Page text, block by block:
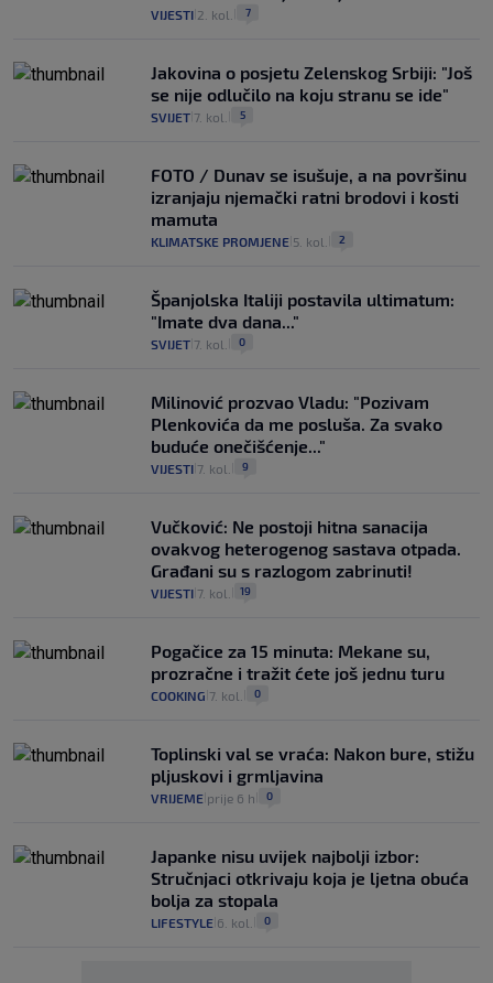
VIJESTI 2. kol. 7
Jakovina o posjetu Zelenskog Srbiji: "Još
se nije odlučilo na koju stranu se ide"
SVIJET 7. kol. 5
FOTO / Dunav se isušuje, a na površinu
izranjaju njemački ratni brodovi i kosti
mamuta
KLIMATSKE PROMJENE 5. kol. 2
Španjolska Italiji postavila ultimatum:
"Imate dva dana..."
SVIJET 7. kol. 0
Milinović prozvao Vladu: "Pozivam
Plenkovića da me posluša. Za svako
buduće onečišćenje..."
VIJESTI 7. kol. 9
Vučković: Ne postoji hitna sanacija
ovakvog heterogenog sastava otpada.
Građani su s razlogom zabrinuti!
VIJESTI 7. kol. 19
Pogačice za 15 minuta: Mekane su,
prozračne i tražit ćete još jednu turu
COOKING 7. kol. 0
Toplinski val se vraća: Nakon bure, stižu
pljuskovi i grmljavina
VRIJEME prije 6 h 0
Japanke nisu uvijek najbolji izbor:
Stručnjaci otkrivaju koja je ljetna obuća
bolja za stopala
LIFESTYLE 6. kol. 0